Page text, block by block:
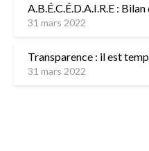
A.B.É.C.É.D.A.I.R.E :
31 mars 2022
Transparence : il est
31 mars 2022